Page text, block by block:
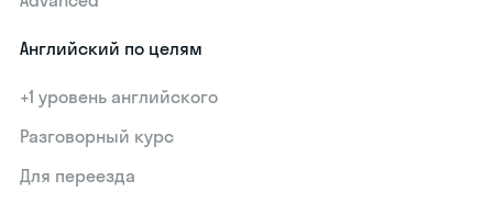
Английский по целям
+1 уровень английского
Разговорный курс
Для переезда